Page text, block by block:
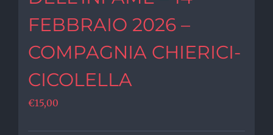
FEBBRAIO 2026 –
COMPAGNIA CHIERICI-
CICOLELLA
€15,00